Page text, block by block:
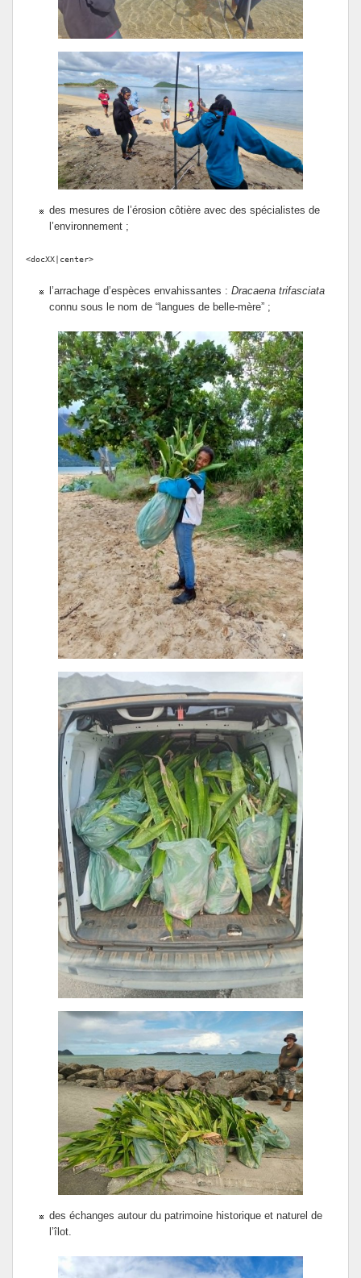
des mesures de l’érosion côtière avec des spécialistes de
l’environnement ;
<docXX|center>
l’arrachage d’espèces envahissantes : Dracaena trifasciata
connu sous le nom de “langues de belle-mère” ;
des échanges autour du patrimoine historique et naturel de
l’îlot.